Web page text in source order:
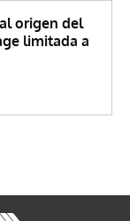
origen del
limitada a